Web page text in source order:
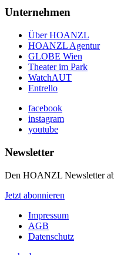
Unternehmen
Über HOANZL
HOANZL Agentur
GLOBE Wien
Theater im Park
WatchAUT
Entrello
facebook
instagram
youtube
Newsletter
Den HOANZL Newsletter
Jetzt abonnieren
Impressum
AGB
Datenschutz